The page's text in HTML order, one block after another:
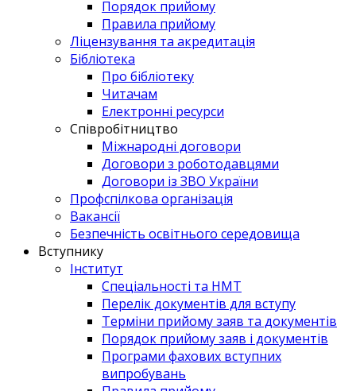
Порядок прийому
Правила прийому
Ліцензування та акредитація
Бібліотека
Про бібліотеку
Читачам
Електронні ресурси
Співробітництво
Міжнародні договори
Договори з роботодавцями
Договори із ЗВО України
Профспілкова організація
Вакансії
Безпечність освітнього середовища
Вступнику
Інститут
Спеціальності та НМТ
Перелік документів для вступу
Терміни прийому заяв та документів
Порядок прийому заяв і документів
Програми фахових вступних
випробувань